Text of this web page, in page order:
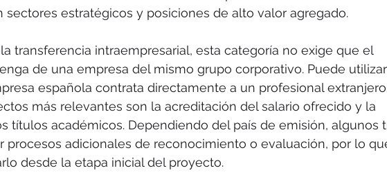
sectores estratégicos y posiciones de alto valor agregado.
transferencia intraempresarial, esta categoría no exige que el
de una empresa del mismo grupo corporativo. Puede
española contrata directamente a un profesional
más relevantes son la acreditación del salario ofrecido y la
títulos académicos. Dependiendo del país de emisión, algunos
procesos adicionales de reconocimiento o evaluación, por lo
desde la etapa inicial del proyecto.